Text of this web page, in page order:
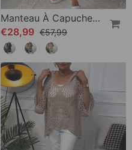
Manteau À Capuche Boutonné Imprimé Lettre
€28,99 €57,99